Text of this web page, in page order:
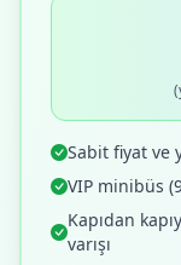
Sabit fiyat ve
VIP minibüs
Kapıdan
varışı